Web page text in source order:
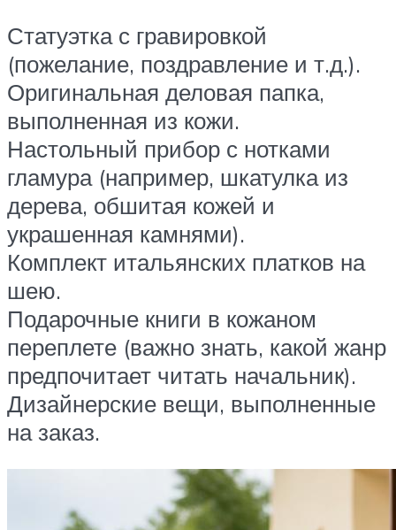
Статуэтка с гравировкой
(пожелание, поздравление и т.д.).
Оригинальная деловая папка,
выполненная из кожи.
Настольный прибор с нотками
гламура (например, шкатулка из
дерева, обшитая кожей и
украшенная камнями).
Комплект итальянских платков на
шею.
Подарочные книги в кожаном
переплете (важно знать, какой жанр
предпочитает читать начальник).
Дизайнерские вещи, выполненные
на заказ.